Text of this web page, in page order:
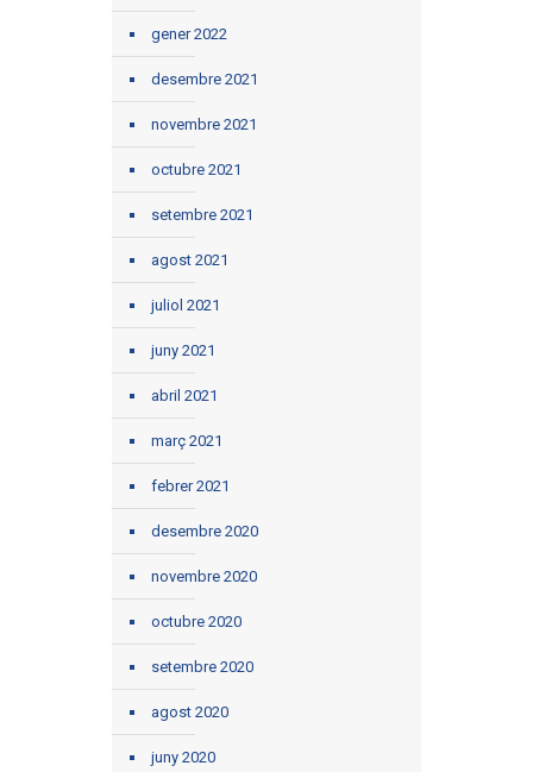
gener 2022
desembre 2021
novembre 2021
octubre 2021
setembre 2021
agost 2021
juliol 2021
juny 2021
abril 2021
març 2021
febrer 2021
desembre 2020
novembre 2020
octubre 2020
setembre 2020
agost 2020
juny 2020